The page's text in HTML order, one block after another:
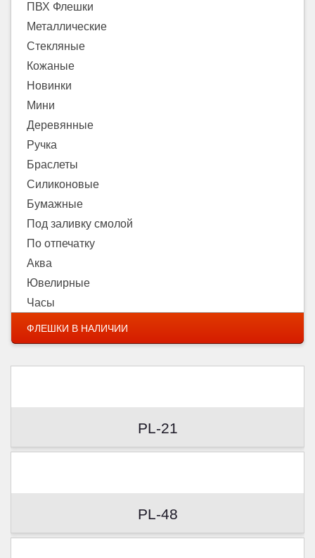
ПВХ Флешки
Металлические
Стекляные
Кожаные
Новинки
Мини
Деревянные
Ручка
Браслеты
Силиконовые
Бумажные
Под заливку смолой
По отпечатку
Аква
Ювелирные
Часы
ФЛЕШКИ В НАЛИЧИИ
PL-21
PL-48